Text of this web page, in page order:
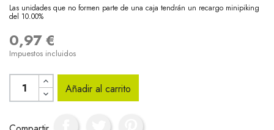
Las unidades que no formen parte de una caja tendrán un recargo minipiking
del 10.00%
0,97 €
Impuestos incluidos
Añadir al carrito